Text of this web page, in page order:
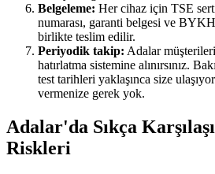
Belgeleme: Her cihaz için TSE
numarası, garanti belgesi ve
birlikte teslim edilir.
Periyodik takip: Adalar
hatırlatma sistemine alınırsınız.
test tarihleri yaklaşınca size
vermenize gerek yok.
Adalar'da Sıkça
Riskleri